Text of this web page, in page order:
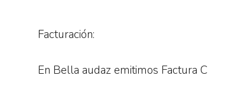
Facturación:
En Bella audaz emitimos Factura C